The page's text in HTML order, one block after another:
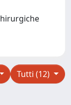
Tutti (12)